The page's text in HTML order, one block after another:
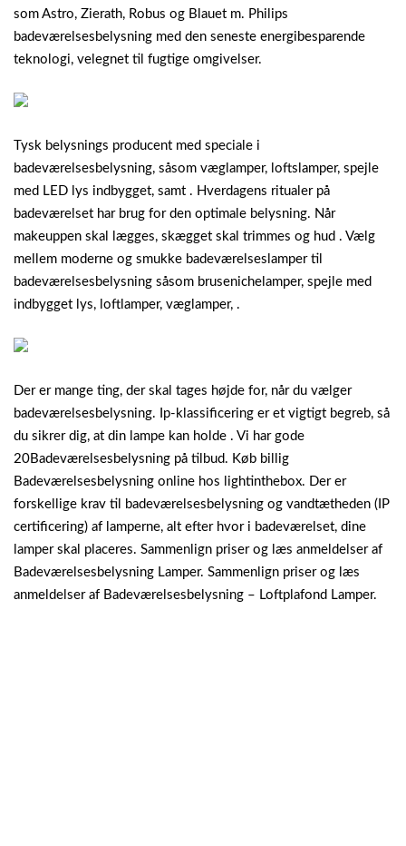
som Astro, Zierath, Robus og Blauet m. Philips
badeværelsesbelysning med den seneste energibesparende
teknologi, velegnet til fugtige omgivelser.
Tysk belysnings producent med speciale i
badeværelsesbelysning, såsom væglamper, loftslamper, spejle
med LED lys indbygget, samt . Hverdagens ritualer på
badeværelset har brug for den optimale belysning. Når
makeuppen skal lægges, skægget skal trimmes og hud . Vælg
mellem moderne og smukke badeværelseslamper til
badeværelsesbelysning såsom brusenichelamper, spejle med
indbygget lys, loftlamper, væglamper, .
Der er mange ting, der skal tages højde for, når du vælger
badeværelsesbelysning. Ip-klassificering er et vigtigt begreb, så
du sikrer dig, at din lampe kan holde . Vi har gode
20Badeværelsesbelysning på tilbud. Køb billig
Badeværelsesbelysning online hos lightinthebox. Der er
forskellige krav til badeværelsesbelysning og vandtætheden (IP
certificering) af lamperne, alt efter hvor i badeværelset, dine
lamper skal placeres. Sammenlign priser og læs anmeldelser af
Badeværelsesbelysning Lamper. Sammenlign priser og læs
anmeldelser af Badeværelsesbelysning – Loftplafond Lamper.